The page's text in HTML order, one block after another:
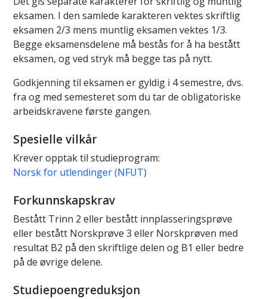
eksamen. I den samlede karakteren vektes skriftlig
eksamen 2/3 mens muntlig eksamen vektes 1/3.
Begge eksamensdelene må bestås for å ha bestått
eksamen, og ved stryk må begge tas på nytt.
Godkjenning til eksamen er gyldig i 4 semestre, dvs.
fra og med semesteret som du tar de obligatoriske
arbeidskravene første gangen.
Spesielle vilkår
Krever opptak til studieprogram:
Norsk for utlendinger (NFUT)
Forkunnskapskrav
Bestått Trinn 2 eller bestått innplasseringsprøve
eller bestått Norskprøve 3 eller Norskprøven med
resultat B2 på den skriftlige delen og B1 eller bedre
på de øvrige delene.
Studiepoengreduksjon